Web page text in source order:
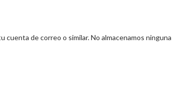
de correo o similar. No almacenamos ninguna